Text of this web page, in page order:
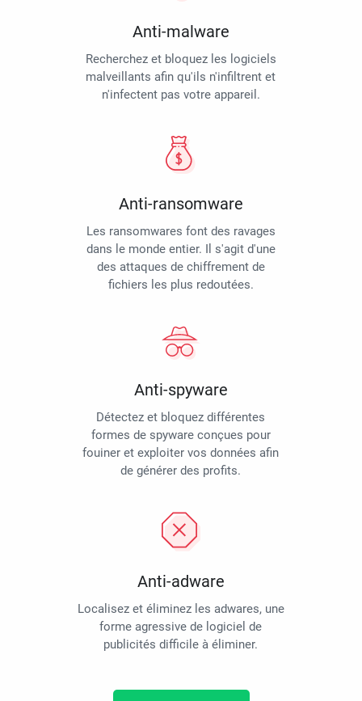
Anti-malware
Recherchez et bloquez les logiciels
malveillants afin qu'ils n'infiltrent et
n'infectent pas votre appareil.
Anti-ransomware
Les ransomwares font des ravages
dans le monde entier. Il s'agit d'une
des attaques de chiffrement de
fichiers les plus redoutées.
Anti-spyware
Détectez et bloquez différentes
formes de spyware conçues pour
fouiner et exploiter vos données afin
de générer des profits.
Anti-adware
Localisez et éliminez les adwares, une
forme agressive de logiciel de
publicités difficile à éliminer.